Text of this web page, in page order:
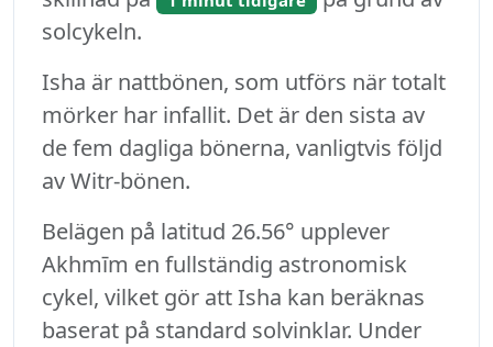
solcykeln.
Isha är nattbönen, som utförs när totalt
mörker har infallit. Det är den sista av
de fem dagliga bönerna, vanligtvis följd
av Witr-bönen.
Belägen på latitud 26.56° upplever
Akhmīm en fullständig astronomisk
cykel, vilket gör att Isha kan beräknas
baserat på standard solvinklar. Under